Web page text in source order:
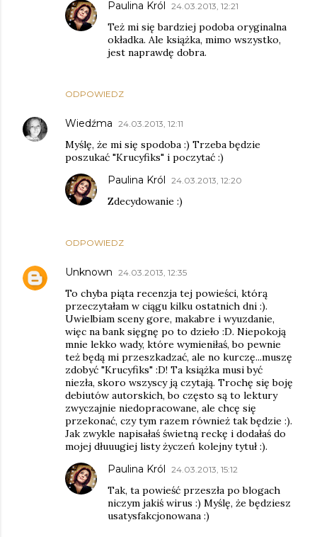
ODPOWIEDZ
Paulina Król 24.03.2013, 12:21
Też mi się bardziej podoba oryginalna
okładka. Ale książka, mimo wszystko,
jest naprawdę dobra.
Wiedźma 24.03.2013, 12:11
Myślę, że mi się spodoba :) Trzeba będzie
poszukać "Krucyfiks" i poczytać :)
ODPOWIEDZ
Paulina Król 24.03.2013, 12:20
Zdecydowanie :)
Unknown 24.03.2013, 12:35
To chyba piąta recenzja tej powieści, którą
przeczytałam w ciągu kilku ostatnich dni :).
Uwielbiam sceny gore, makabre i wyuzdanie,
więc na bank sięgnę po to dzieło :D. Niepokoją
mnie lekko wady, które wymieniłaś, bo pewnie
też będą mi przeszkadzać, ale no kurczę...muszę
zdobyć "Krucyfiks" :D! Ta książka musi być
niezła, skoro wszyscy ją czytają. Trochę się boję
debiutów autorskich, bo często są to lektury
zwyczajnie niedopracowane, ale chcę się
przekonać, czy tym razem również tak będzie :).
Jak zwykle napisałaś świetną reckę i dodałaś do
mojej dłuuugiej listy życzeń kolejny tytuł :).
Paulina Król 24.03.2013, 15:12
Tak, ta powieść przeszła po blogach
niczym jakiś wirus :) Myślę, że będziesz
usatysfakcjonowana :)